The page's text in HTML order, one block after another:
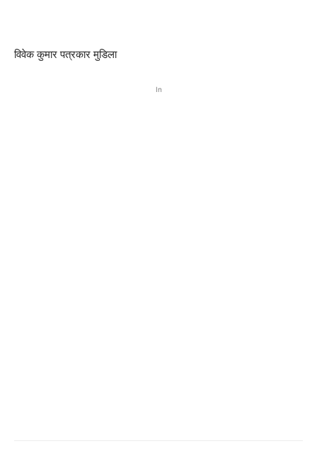
विवेक कुमार पत्रकार मुडिला
In